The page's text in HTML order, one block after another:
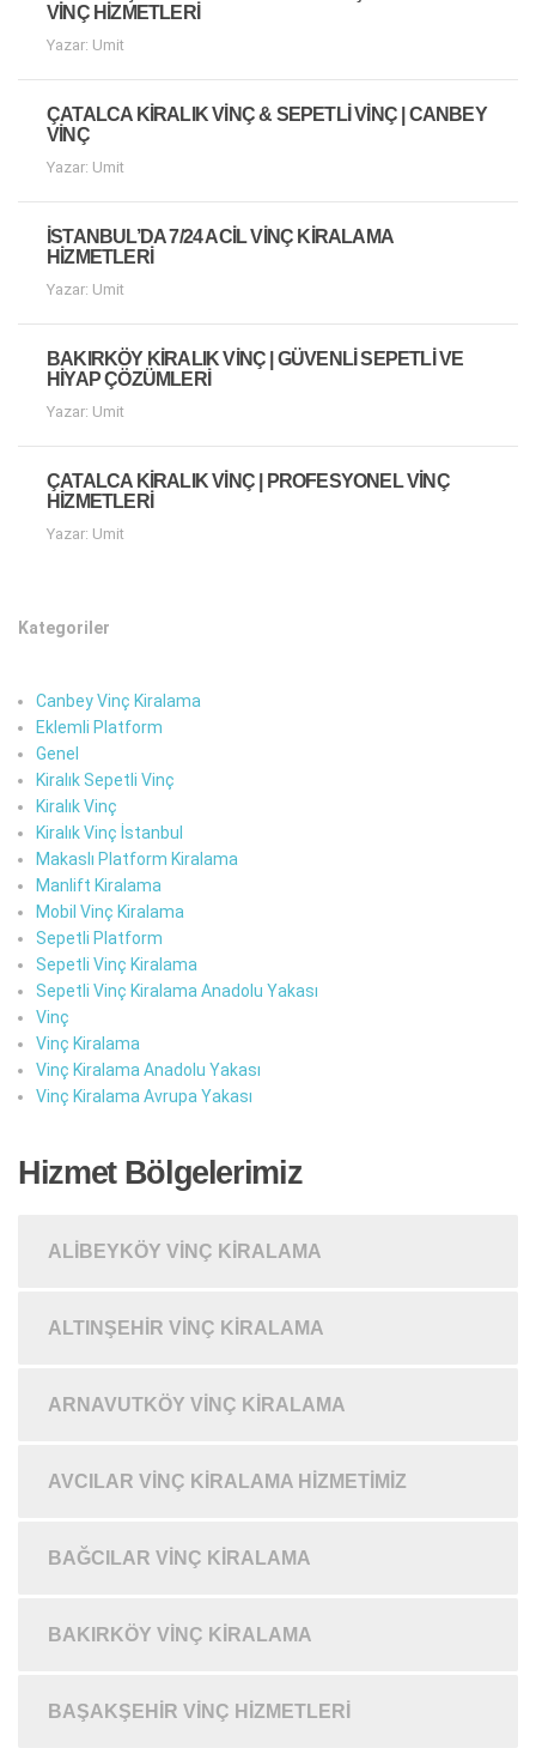
VINÇ HIZMETLERI
Yazar: Umit
ÇATALCA KIRALIK VINÇ & SEPETLI VINÇ | CANBEY
VINÇ
Yazar: Umit
İSTANBUL’DA 7/24 ACIL VINÇ KIRALAMA
HIZMETLERI
Yazar: Umit
BAKIRKÖY KIRALIK VINÇ | GÜVENLI SEPETLI VE
HIYAP ÇÖZÜMLERI
Yazar: Umit
ÇATALCA KIRALIK VINÇ | PROFESYONEL VINÇ
HIZMETLERI
Yazar: Umit
Kategoriler
Canbey Vinç Kiralama
Eklemli Platform
Genel
Kiralık Sepetli Vinç
Kiralık Vinç
Kiralık Vinç İstanbul
Makaslı Platform Kiralama
Manlift Kiralama
Mobil Vinç Kiralama
Sepetli Platform
Sepetli Vinç Kiralama
Sepetli Vinç Kiralama Anadolu Yakası
Vinç
Vinç Kiralama
Vinç Kiralama Anadolu Yakası
Vinç Kiralama Avrupa Yakası
Hizmet Bölgelerimiz
ALIBEYKÖY VINÇ KIRALAMA
ALTINŞEHIR VINÇ KIRALAMA
ARNAVUTKÖY VINÇ KIRALAMA
AVCILAR VINÇ KIRALAMA HIZMETIMIZ
BAĞCILAR VINÇ KIRALAMA
BAKIRKÖY VINÇ KIRALAMA
BAŞAKŞEHIR VINÇ HIZMETLERI